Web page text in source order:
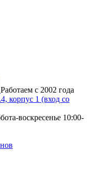
Работаем с 2002 года
корпус 1 (вход со
воскресенье 10:00-